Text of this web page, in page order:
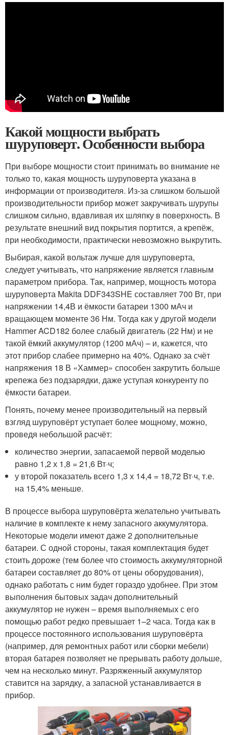
Какой мощности выбрать
шуруповерт. Особенности выбора
При выборе мощности стоит принимать во внимание не
только то, какая мощность шуруповерта указана в
информации от производителя. Из-за слишком большой
производительности прибор может закручивать шурупы
слишком сильно, вдавливая их шляпку в поверхность. В
результате внешний вид покрытия портится, а крепёж,
при необходимости, практически невозможно выкрутить.
Выбирая, какой вольтаж лучше для шуруповерта,
следует учитывать, что напряжение является главным
параметром прибора. Так, например, мощность мотора
шуруповерта Makita DDF343SHE составляет 700 Вт, при
напряжении 14,4В и ёмкости батареи 1300 мАч и
вращающем моменте 36 Нм. Тогда как у другой модели
Hammer ACD182 более слабый двигатель (22 Нм) и не
такой ёмкий аккумулятор (1200 мАч) – и, кажется, что
этот прибор слабее примерно на 40%. Однако за счёт
напряжения 18 В «Хаммер» способен закрутить больше
крепежа без подзарядки, даже уступая конкуренту по
ёмкости батареи.
Понять, почему менее производительный на первый
взгляд шуруповёрт уступает более мощному, можно,
проведя небольшой расчёт:
количество энергии, запасаемой первой моделью
равно 1,2 х 1,8 = 21,6 Вт·ч;
у второй показатель всего 1,3 х 14,4 = 18,72 Вт·ч, т.е.
на 15,4% меньше.
В процессе выбора шуруповёрта желательно учитывать
наличие в комплекте к нему запасного аккумулятора.
Некоторые модели имеют даже 2 дополнительные
батареи. С одной стороны, такая комплектация будет
стоить дороже (тем более что стоимость аккумуляторной
батареи составляет до 80% от цены оборудования),
однако работать с ним будет гораздо удобнее. При этом
выполнения бытовых задач дополнительный
аккумулятор не нужен – время выполняемых с его
помощью работ редко превышает 1–2 часа. Тогда как в
процессе постоянного использования шуруповёрта
(например, для ремонтных работ или сборки мебели)
вторая батарея позволяет не прерывать работу дольше,
чем на несколько минут. Разряженный аккумулятор
ставится на зарядку, а запасной устанавливается в
прибор.